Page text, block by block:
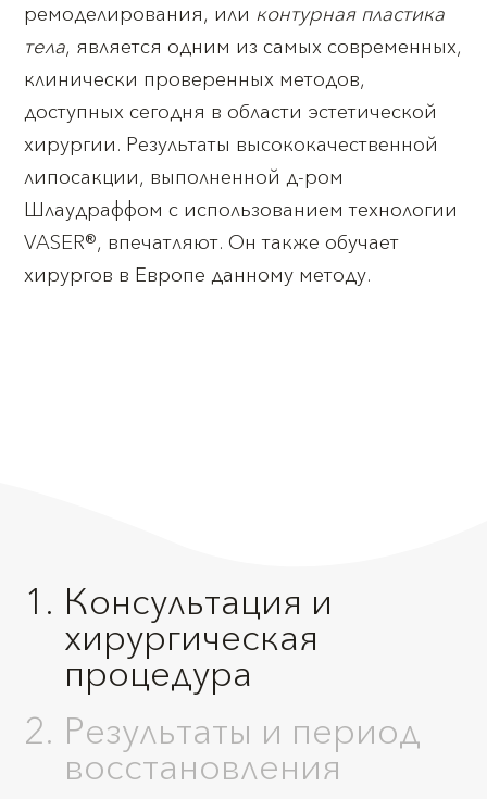
ремоделирования, или контурная пластика
тела, является одним из самых современных,
клинически проверенных методов,
доступных сегодня в области эстетической
хирургии. Результаты высококачественной
липосакции, выполненной д-ром
Шлаудраффом с использованием технологии
VASER®, впечатляют. Он также обучает
хирургов в Европе данному методу.
Консультация и
хирургическая
процедура
Результаты и период
восстановления